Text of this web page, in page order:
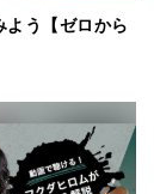
う【ゼロから